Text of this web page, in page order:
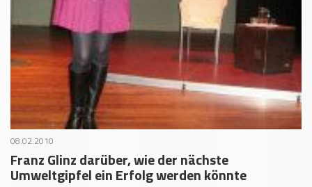
08.02.2010
Franz Glinz darüber, wie der nächste
Umweltgipfel ein Erfolg werden könnte